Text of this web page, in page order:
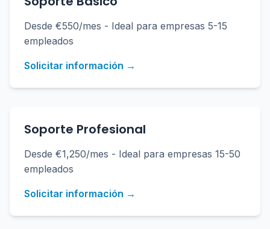
Desde €550/mes - Ideal para empresas 5-15
empleados
Solicitar información →
Soporte Profesional
Desde €1,250/mes - Ideal para empresas 15-50
empleados
Solicitar información →